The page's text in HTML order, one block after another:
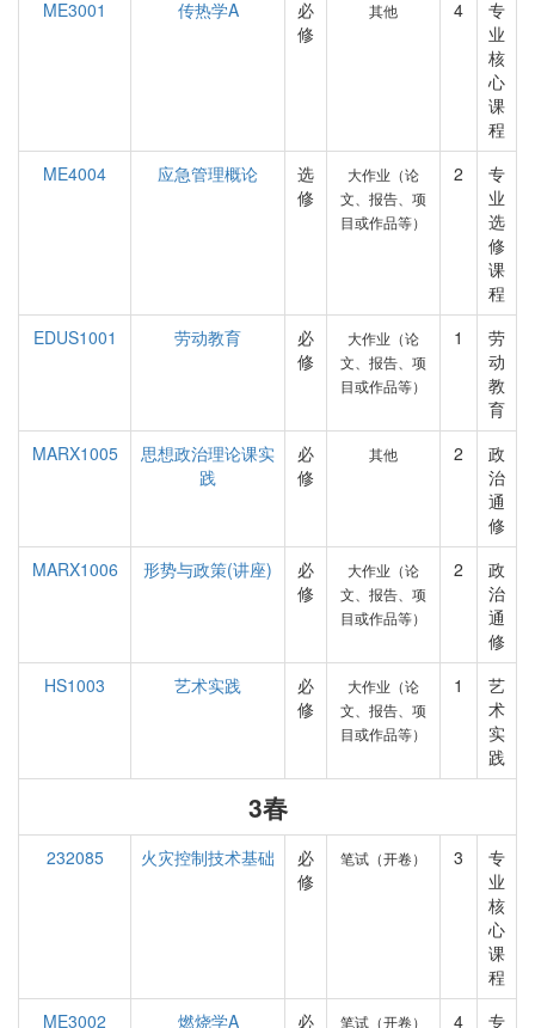
ME3001 传热学A
必
修
其他 4
专
业
核
心
课
程
ME4004
应急管理概论
选
修
大作业（论
文、报告、项
目或作品等）
2
专
业
选
修
课
程
EDUS1001
劳动教育
必
修
大作业（论
文、报告、项
目或作品等）
1
劳
动
教
育
MARX1005
思想政治理论课实
践
必
修
其他 2
政
治
通
修
MARX1006
形势与政策(讲座)
必
修
大作业（论
文、报告、项
目或作品等）
2
政
治
通
修
HS1003
艺术实践
必
修
大作业（论
文、报告、项
目或作品等）
1
艺
术
实
践
3春
232085 火灾控制技术基础
必
修
笔试（开卷） 3
专
业
核
心
课
程
ME3002
燃烧学A
必
笔试（开卷） 4
专